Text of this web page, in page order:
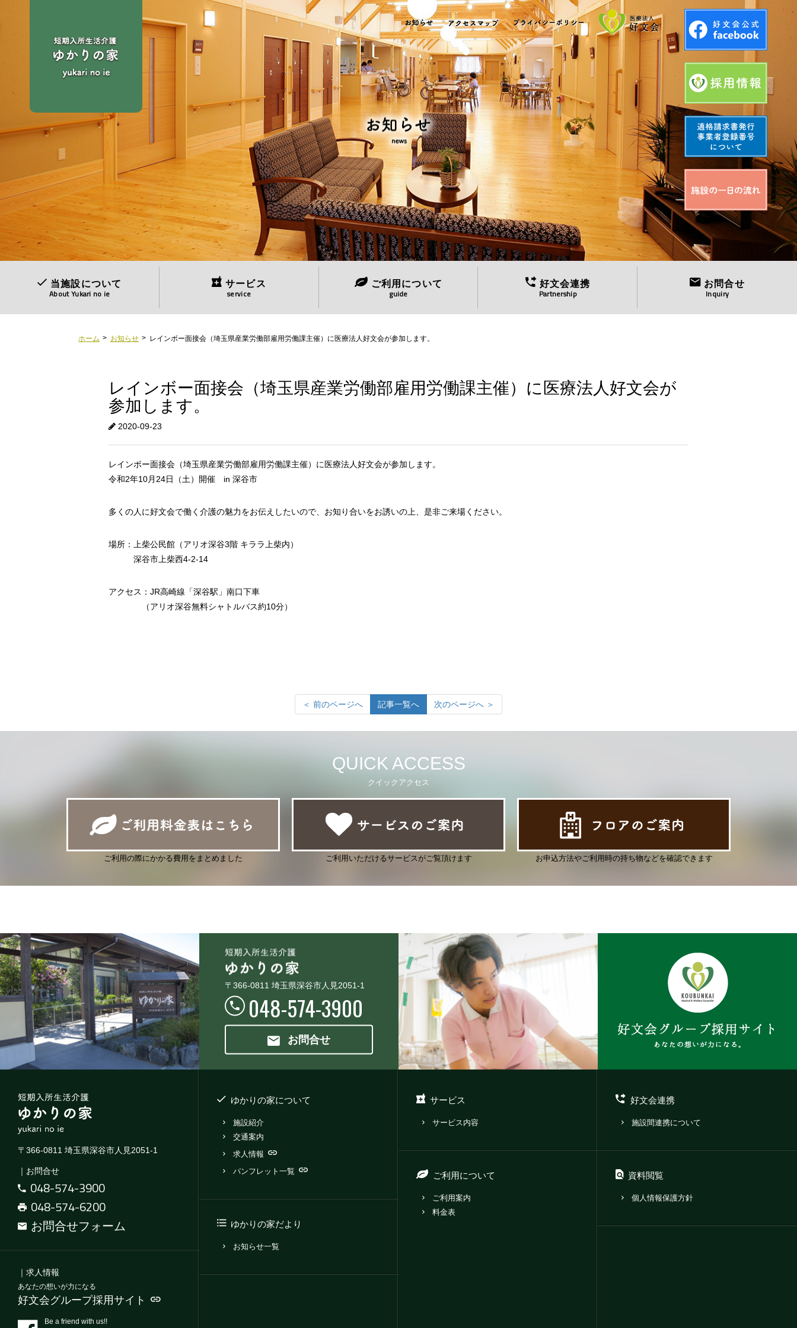
当施設について
About Yukari no ie
サービス
service
ご利用について
guide
好文会連携
Partnership
お問合せ
Inquiry
ホーム お知らせ レインボー面接会（埼玉県産業労働部雇用労働課主催）に医療法人好文会が参加します。
レインボー面接会（埼玉県産業労働部雇用労働課主催）に医療法人好文会が
参加します。
2020-09-23
レインボー面接会（埼玉県産業労働部雇用労働課主催）に医療法人好文会が参加します。
令和2年10月24日（土）開催 in 深谷市
多くの人に好文会で働く介護の魅力をお伝えしたいので、お知り合いをお誘いの上、是非ご来場ください。
場所：上柴公民館（アリオ深谷3階 キララ上柴内）
深谷市上柴西4-2-14
アクセス：JR高崎線「深谷駅」南口下車
（アリオ深谷無料シャトルバス約10分）
＜ 前のページへ 記事一覧へ 次のページへ ＞
QUICK ACCESS
クイックアクセス
ご利用の際にかかる費用をまとめました ご利用いただけるサービスがご覧頂けます お申込方法やご利用時の持ち物などを確認できます
〒366-0811 埼玉県深谷市人見2051-1
048-574-3900
お問合せ
〒366-0811 埼玉県深谷市人見2051-1
｜お問合せ
048-574-3900
048-574-6200
お問合せフォーム
｜求人情報
あなたの想いが力になる
好文会グループ採用サイト
Be a friend with us!!
ゆかりの家について
施設紹介
交通案内
求人情報
パンフレット一覧
ゆかりの家だより
お知らせ一覧
サービス
サービス内容
ご利用について
ご利用案内
料金表
好文会連携
施設間連携について
資料閲覧
個人情報保護方針